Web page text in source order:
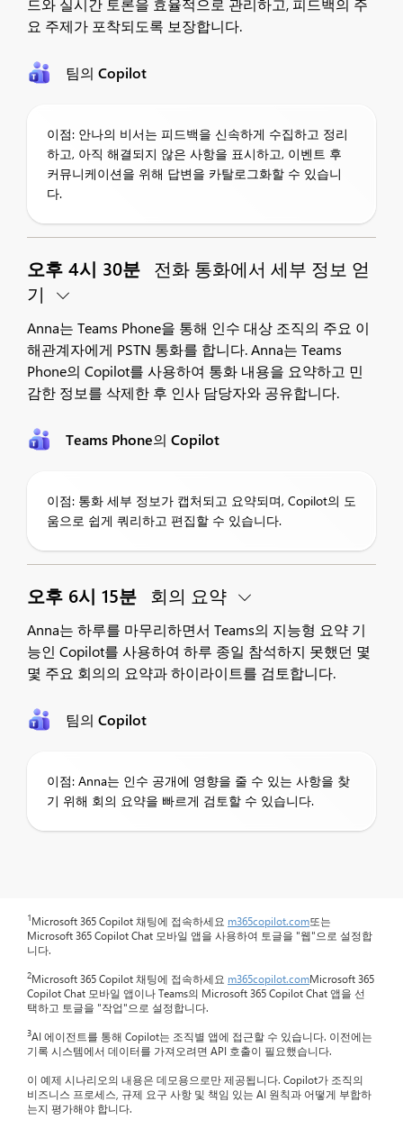
드와 실시간 토론을 효율적으로 관리하고, 피드백의 주
요 주제가 포착되도록 보장합니다.
팀의 Copilot
이점: 안나의 비서는 피드백을 신속하게 수집하고 정리
하고, 아직 해결되지 않은 사항을 표시하고, 이벤트 후
커뮤니케이션을 위해 답변을 카탈로그화할 수 있습니
다.
오후 4시 30분 전화 통화에서 세부 정보 얻
기
Anna는 Teams Phone을 통해 인수 대상 조직의 주요 이
해관계자에게 PSTN 통화를 합니다. Anna는 Teams
Phone의 Copilot를 사용하여 통화 내용을 요약하고 민
감한 정보를 삭제한 후 인사 담당자와 공유합니다.
Teams Phone의 Copilot
이점: 통화 세부 정보가 캡처되고 요약되며, Copilot의 도
움으로 쉽게 쿼리하고 편집할 수 있습니다.
오후 6시 15분 회의 요약
Anna는 하루를 마무리하면서 Teams의 지능형 요약 기
능인 Copilot를 사용하여 하루 종일 참석하지 못했던 몇
몇 주요 회의의 요약과 하이라이트를 검토합니다.
팀의 Copilot
이점: Anna는 인수 공개에 영향을 줄 수 있는 사항을 찾
기 위해 회의 요약을 빠르게 검토할 수 있습니다.
1Microsoft 365 Copilot 채팅에 접속하세요 m365copilot.com또는
Microsoft 365 Copilot Chat 모바일 앱을 사용하여 토글을 "웹"으로 설정합
니다.
2Microsoft 365 Copilot 채팅에 접속하세요 m365copilot.comMicrosoft 365
Copilot Chat 모바일 앱이나 Teams의 Microsoft 365 Copilot Chat 앱을 선
택하고 토글을 "작업"으로 설정합니다.
3AI 에이전트를 통해 Copilot는 조직별 앱에 접근할 수 있습니다. 이전에는
기록 시스템에서 데이터를 가져오려면 API 호출이 필요했습니다.
이 예제 시나리오의 내용은 데모용으로만 제공됩니다. Copilot가 조직의
비즈니스 프로세스, 규제 요구 사항 및 책임 있는 AI 원칙과 어떻게 부합하
는지 평가해야 합니다.